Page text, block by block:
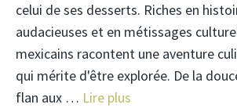
celui de ses desserts. Riches en
audacieuses et en métissages
mexicains racontent une aventure
qui mérite d'être explorée. De la
flan aux … Lire plus